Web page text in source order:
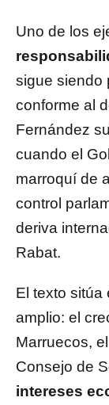
Uno de los
sigue siendo
conforme al
Fernández
cuando el
marroquí de
control
deriva
Rabat.
El texto sitúa
amplio: el
Marruecos,
Consejo de
intereses